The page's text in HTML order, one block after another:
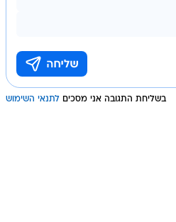
בשליחת התגובה אני מסכים לתנאי השימוש